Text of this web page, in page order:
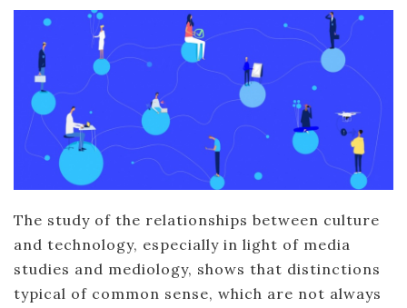
The study of the relationships between culture
and technology, especially in light of media
studies and mediology, shows that distinctions
typical of common sense, which are not always